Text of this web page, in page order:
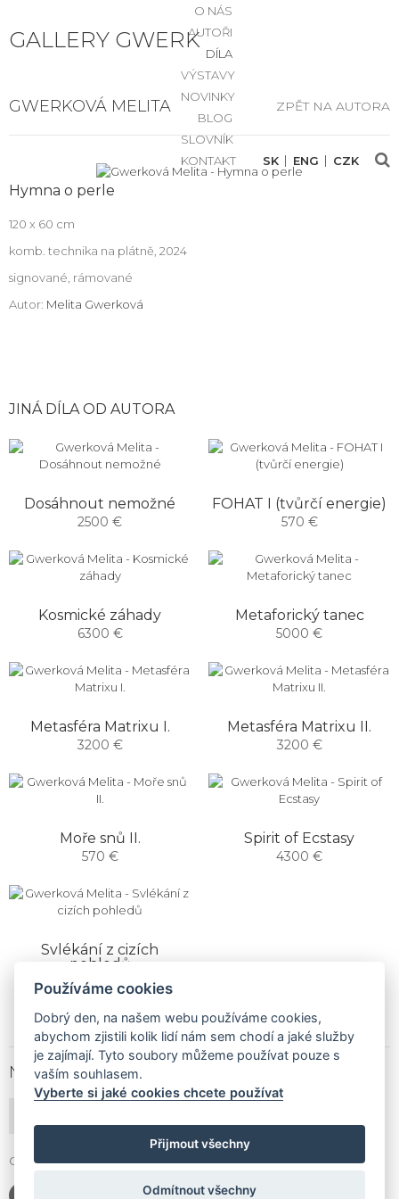
GALLERY GWERK
O NÁS
AUTOŘI
DÍLA
VÝSTAVY
NOVINKY
BLOG
SLOVNÍK
KONTAKT
SK ENG CZK
GWERKOVÁ MELITA ZPĚT NA AUTORA
Hymna o perle
120 x 60 cm
komb. technika na plátně, 2024
signované, rámované
Autor: Melita Gwerková
JINÁ DÍLA OD AUTORA
Dosáhnout nemožné
2500 €
FOHAT I (tvůrčí energie)
570 €
Kosmické záhady
6300 €
Metaforický tanec
5000 €
Metasféra Matrixu I.
3200 €
Metasféra Matrixu II.
3200 €
Moře snů II.
570 €
Spirit of Ecstasy
4300 €
Svlékání z cizích
pohledů
1900 €
NEWSLETTER
Gallery Gwerk © Copyright 2017 - 2026 | Dizajn by4MEMEDIA
Používáme cookies
Dobrý den, na našem webu používáme cookies,
abychom zjistili kolik lidí nám sem chodí a jaké služby
je zajímají. Tyto soubory můžeme používat pouze s
vaším souhlasem.
Vyberte si jaké cookies chcete používat
Přijmout všechny
Odmítnout všechny